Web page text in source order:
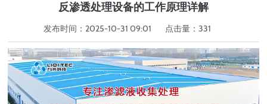
反渗透处理设备的工作原理详解
发布时间：2025-10-31 09:01 点击量：331